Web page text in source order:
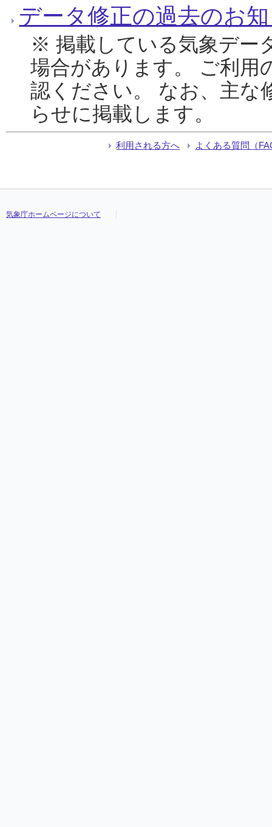
データ修正の過去のお
※ 掲載している気象デー
場合があります。 ご利用
認ください。 なお、主な
らせに掲載します。
利用される方へ よくある質問（
気象庁ホームページについて